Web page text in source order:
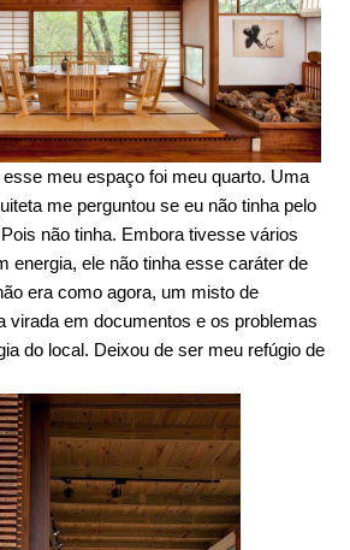
meu espaço foi meu quarto. Uma
me perguntou se eu não tinha pelo
não tinha. Embora tivesse vários
energia, ele não tinha esse caráter de
era como agora, um misto de
virada em documentos e os problemas
do local. Deixou de ser meu refúgio de